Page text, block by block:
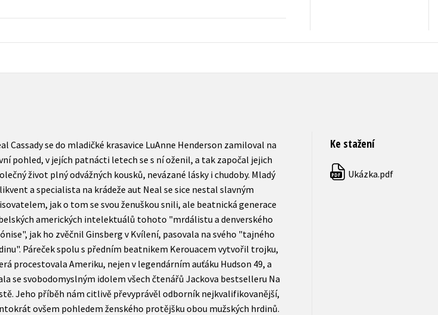
Cassady se do mladičké krasavice LuAnne Henderson zamiloval na
pohled, v jejích patnácti letech se s ní oženil, a tak započal jejich
život plný odvážných kousků, nevázané lásky i chudoby. Mladý
a specialista na krádeže aut Neal se sice nestal slavným
jak o tom se svou ženuškou snili, ale beatnická generace
amerických intelektuálů tohoto "mrdálistu a denverského
jak ho zvěčnil Ginsberg v Kvílení, pasovala na svého "tajného
Páreček spolu s předním beatnikem Kerouacem vytvořil trojku,
procestovala Ameriku, nejen v legendárním auťáku Hudson 49, a
se svobodomyslným idolem všech čtenářů Jackova bestselleru Na
Jeho příběh nám citlivě převyprávěl odborník nejkvalifikovanější,
ovšem pohledem ženského protějšku obou mužských hrdinů.
Ke stažení
PDF Ukázka.pdf